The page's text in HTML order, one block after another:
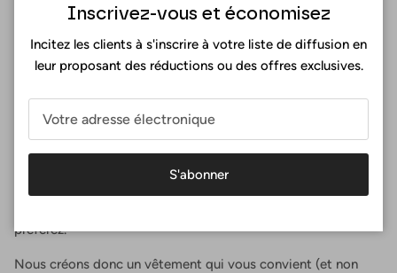
Un ajustement parfait
Chez Surania, la coupe parfaite n'est pas une question de
préférez.
Nous créons donc un vêtement qui vous convient (et non
Inscrivez-vous et économisez
Incitez les clients à s'inscrire à votre liste de diffusion en
leur proposant des réductions ou des offres exclusives.
S'abonner